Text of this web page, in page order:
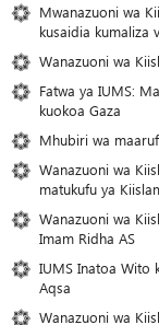
Mwanazuoni wa
kusaidia kumaliza
Wanazuoni wa
Fatwa ya IUMS:
kuokoa Gaza
Mhubiri wa
Wanazuoni wa
matukufu ya
Wanazuoni wa
Imam Ridha AS
IUMS Inatoa Wito
Aqsa
Wanazuoni wa